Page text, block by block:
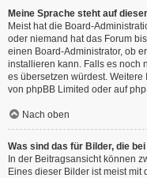
Meine Sprache steht auf
Meist hat die Board-
oder niemand hat das Forum
einen Board-Administrator, ob
installieren kann. Falls es noch
es übersetzen würdest.
von phpBB Limited oder auf
Nach oben
Was sind das für Bilder, die
In der Beitragsansicht können
Eines dieser Bilder ist meist mit